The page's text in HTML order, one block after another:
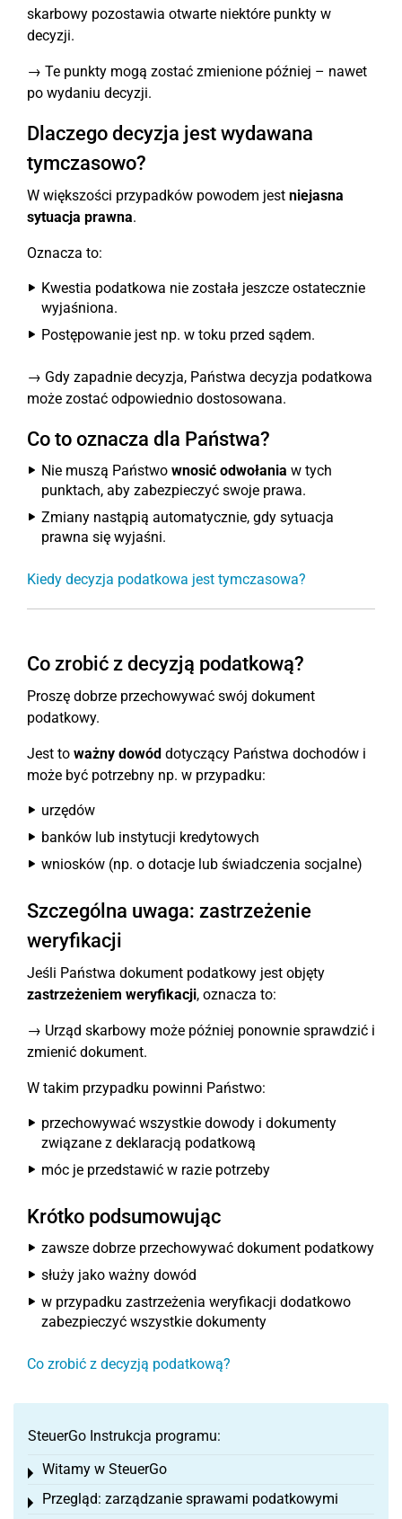
skarbowy pozostawia otwarte niektóre punkty w
decyzji.
→ Te punkty mogą zostać zmienione później – nawet
po wydaniu decyzji.
Dlaczego decyzja jest wydawana
tymczasowo?
W większości przypadków powodem jest niejasna
sytuacja prawna.
Oznacza to:
Kwestia podatkowa nie została jeszcze ostatecznie
wyjaśniona.
Postępowanie jest np. w toku przed sądem.
→ Gdy zapadnie decyzja, Państwa decyzja podatkowa
może zostać odpowiednio dostosowana.
Co to oznacza dla Państwa?
Nie muszą Państwo wnosić odwołania w tych
punktach, aby zabezpieczyć swoje prawa.
Zmiany nastąpią automatycznie, gdy sytuacja
prawna się wyjaśni.
Kiedy decyzja podatkowa jest tymczasowa?
Co zrobić z decyzją podatkową?
Proszę dobrze przechowywać swój dokument
podatkowy.
Jest to ważny dowód dotyczący Państwa dochodów i
może być potrzebny np. w przypadku:
urzędów
banków lub instytucji kredytowych
wniosków (np. o dotacje lub świadczenia socjalne)
Szczególna uwaga: zastrzeżenie
weryfikacji
Jeśli Państwa dokument podatkowy jest objęty
zastrzeżeniem weryfikacji, oznacza to:
→ Urząd skarbowy może później ponownie sprawdzić i
zmienić dokument.
W takim przypadku powinni Państwo:
przechowywać wszystkie dowody i dokumenty
związane z deklaracją podatkową
móc je przedstawić w razie potrzeby
Krótko podsumowując
zawsze dobrze przechowywać dokument podatkowy
służy jako ważny dowód
w przypadku zastrzeżenia weryfikacji dodatkowo
zabezpieczyć wszystkie dokumenty
Co zrobić z decyzją podatkową?
SteuerGo Instrukcja programu:
Witamy w SteuerGo
Toggle menu
Przegląd: zarządzanie sprawami podatkowymi
Toggle menu